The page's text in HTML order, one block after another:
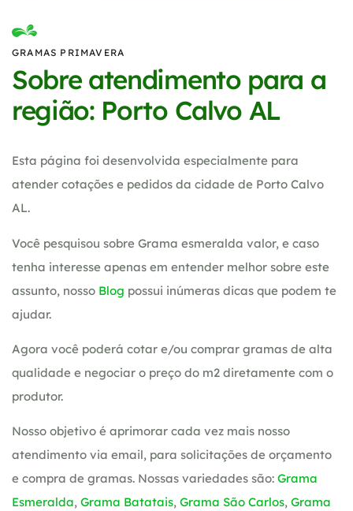
GRAMAS PRIMAVERA
Sobre atendimento para a
região: Porto Calvo AL
Esta página foi desenvolvida especialmente para
atender cotações e pedidos da cidade de Porto Calvo
AL.
Você pesquisou sobre Grama esmeralda valor, e caso
tenha interesse apenas em entender melhor sobre este
assunto, nosso Blog possui inúmeras dicas que podem te
ajudar.
Agora você poderá cotar e/ou comprar gramas de alta
qualidade e negociar o preço do m2 diretamente com o
produtor.
Nosso objetivo é aprimorar cada vez mais nosso
atendimento via email, para solicitações de orçamento
e compra de gramas. Nossas variedades são: Grama
Esmeralda, Grama Batatais, Grama São Carlos, Grama